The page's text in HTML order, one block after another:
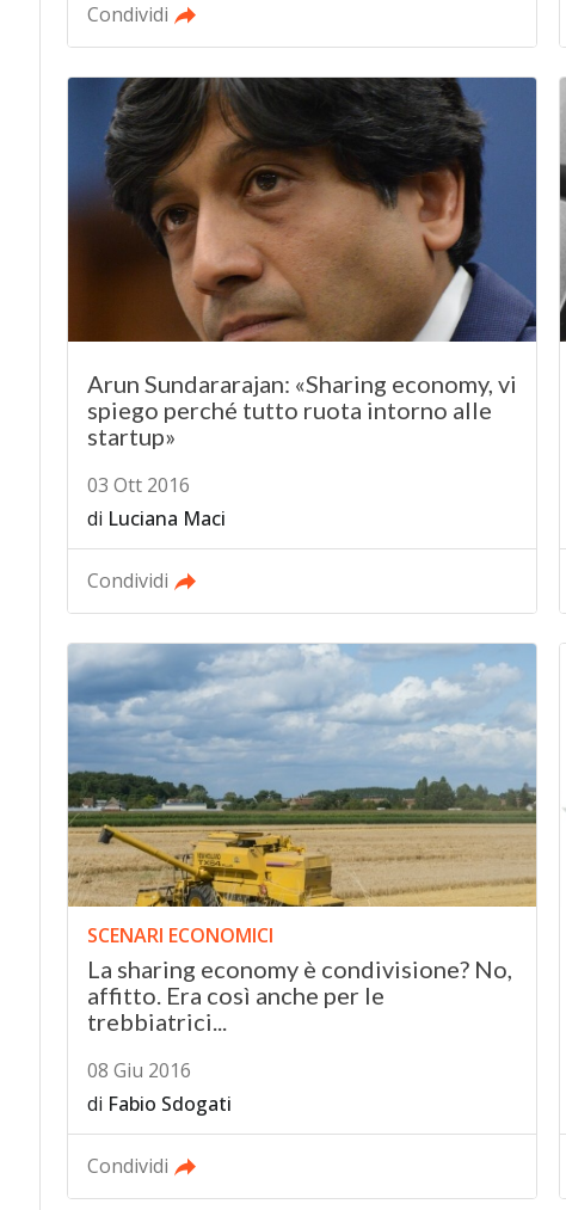
Condividi
Arun Sundararajan: «Sharing economy, vi
spiego perché tutto ruota intorno alle
startup»
03 Ott 2016
di Luciana Maci
Condividi
SCENARI ECONOMICI
La sharing economy è condivisione? No,
affitto. Era così anche per le
trebbiatrici...
08 Giu 2016
di Fabio Sdogati
Condividi